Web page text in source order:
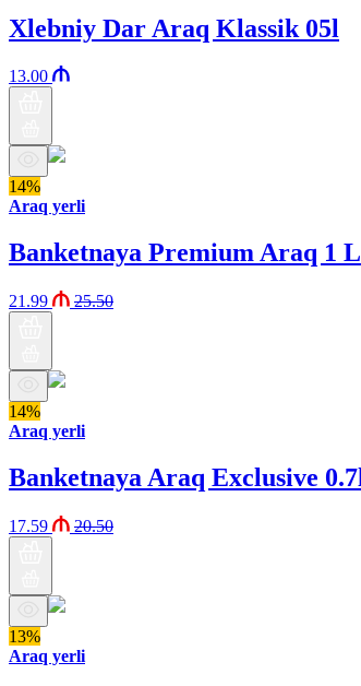
Xlebniy Dar Araq Klassik 05l
13.00
14%
Araq yerli
Banketnaya Premium Araq 1 L
21.99 25.50
14%
Araq yerli
Banketnaya Araq Exclusive 0.7l
17.59 20.50
13%
Araq yerli